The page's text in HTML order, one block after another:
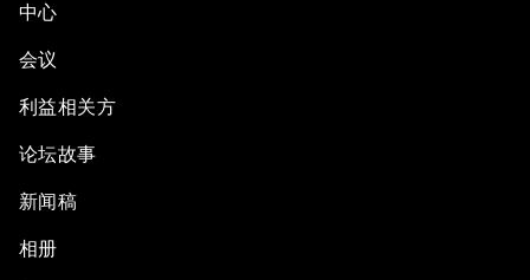
中心
会议
利益相关方
论坛故事
新闻稿
相册